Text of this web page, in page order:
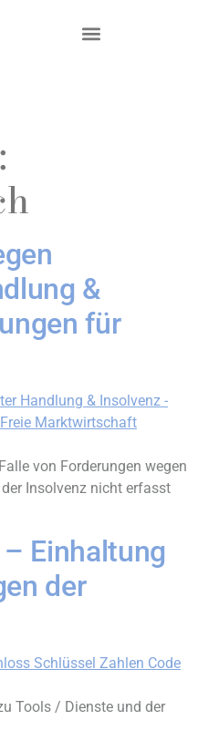
&
für
von Forderungen wegen
Insolvenz nicht erfasst
Einhaltung
der
Tools / Dienste und der